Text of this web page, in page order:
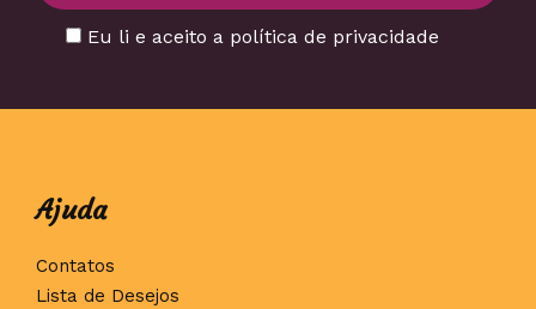
Eu li e aceito a política de privacidade
Ajuda
Contatos
Lista de Desejos